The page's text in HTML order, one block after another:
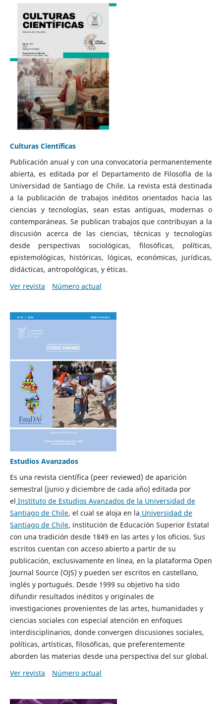
Culturas Científicas
Publicación anual y con una convocatoria permanentemente
abierta, es editada por el Departamento de Filosofía de la
Universidad de Santiago de Chile. La revista está destinada
a la publicación de trabajos inéditos orientados hacia las
ciencias y tecnologías, sean estas antiguas, modernas o
contemporáneas. Se publican trabajos que contribuyan a la
discusión acerca de las ciencias, técnicas y tecnologías
desde perspectivas sociológicas, filosóficas, políticas,
epistemológicas, históricas, lógicas, económicas, jurídicas,
didácticas, antropológicas, y éticas.
Ver revista
Número actual
Estudios Avanzados
Es una revista científica (peer reviewed) de aparición
semestral (junio y diciembre de cada año) editada por
el Instituto de Estudios Avanzados de la Universidad de
Santiago de Chile, el cual se aloja en la Universidad de
Santiago de Chile, institución de Educación Superior Estatal
con una tradición desde 1849 en las artes y los oficios. Sus
escritos cuentan con acceso abierto a partir de su
publicación, exclusivamente en línea, en la plataforma Open
Journal Source (OJS) y pueden ser escritos en castellano,
inglés y portugués. Desde 1999 su objetivo ha sido
difundir resultados inéditos y originales de
investigaciones provenientes de las artes, humanidades y
ciencias sociales con especial atención en enfoques
interdisciplinarios, donde convergen discusiones sociales,
políticas, artísticas, filosóficas, que preferentemente
aborden las materias desde una perspectiva del sur global.
Ver revista
Número actual